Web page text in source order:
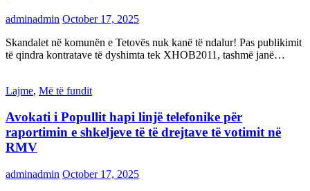
adminadmin October 17, 2025
Skandalet në komunën e Tetovës nuk kanë të ndalur! Pas publikimit
të qindra kontratave të dyshimta tek XHOB2011, tashmë janë…
Lajme, Më të fundit
Avokati i Popullit hapi linjë telefonike për
raportimin e shkeljeve të të drejtave të votimit në
RMV
adminadmin October 17, 2025